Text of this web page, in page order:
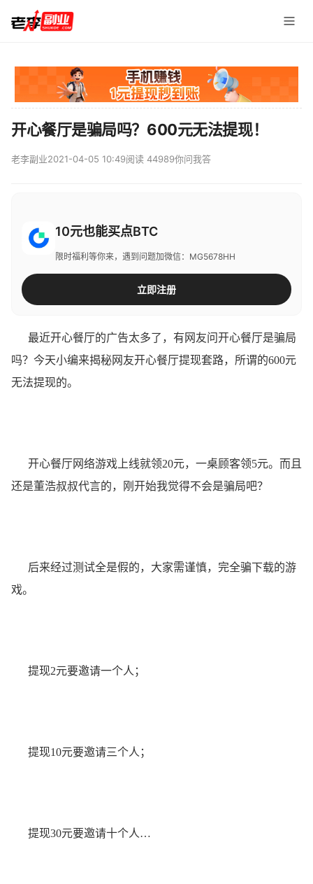
开心餐厅是骗局吗？600元无法提现！
老李副业2021-04-05 10:49阅读 44989你问我答
10元也能买点BTC
限时福利等你来，遇到问题加微信：MG5678HH
立即注册
最近开心餐厅的广告太多了，有网友问开心餐厅是骗局
吗？今天小编来揭秘网友开心餐厅提现套路，所谓的600元
无法提现的。
开心餐厅网络游戏上线就领20元，一桌顾客领5元。而且
还是董浩叔叔代言的，刚开始我觉得不会是骗局吧？
后来经过测试全是假的，大家需谨慎，完全骗下载的游
戏。
提现2元要邀请一个人；
提现10元要邀请三个人；
提现30元要邀请十个人…